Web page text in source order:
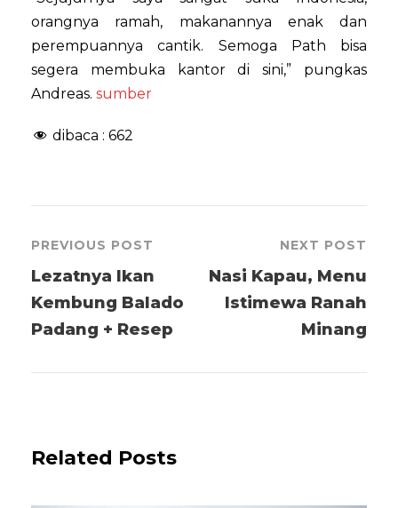
orangnya ramah, makanannya enak dan
perempuannya cantik. Semoga Path bisa
segera membuka kantor di sini,” pungkas
Andreas. sumber
dibaca : 662
PREVIOUS POST
Lezatnya Ikan
Kembung Balado
Padang + Resep
NEXT POST
Nasi Kapau, Menu
Istimewa Ranah
Minang
Related Posts